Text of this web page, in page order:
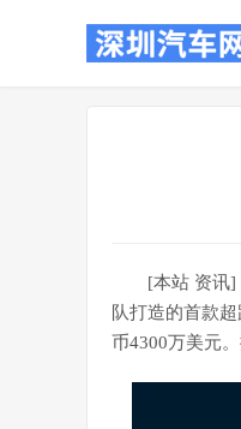
[本站 资讯]
队打造的首款
币4300万美元